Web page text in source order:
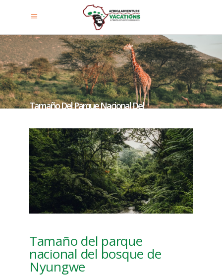
Tamaño Del Parque Nacional Del
Bosque De Nyungwe
Tamaño del parque
nacional del bosque de
Nyungwe